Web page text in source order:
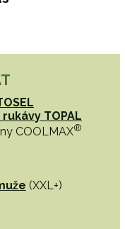
TOPAL
COOLMAX®
(XXL+)